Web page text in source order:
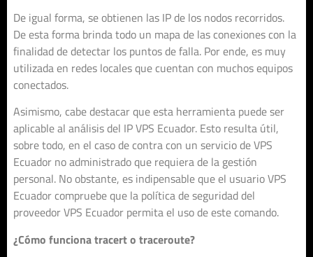
De igual forma, se obtienen las IP de los nodos recorridos.
De esta forma brinda todo un mapa de las conexiones con la
finalidad de detectar los puntos de falla. Por ende, es muy
utilizada en redes locales que cuentan con muchos equipos
conectados.
Asimismo, cabe destacar que esta herramienta puede ser
aplicable al análisis del IP VPS Ecuador. Esto resulta útil,
sobre todo, en el caso de contra con un servicio de VPS
Ecuador no administrado que requiera de la gestión
personal. No obstante, es indipensable que el usuario VPS
Ecuador compruebe que la política de seguridad del
proveedor VPS Ecuador permita el uso de este comando.
¿Cómo funciona tracert o traceroute?